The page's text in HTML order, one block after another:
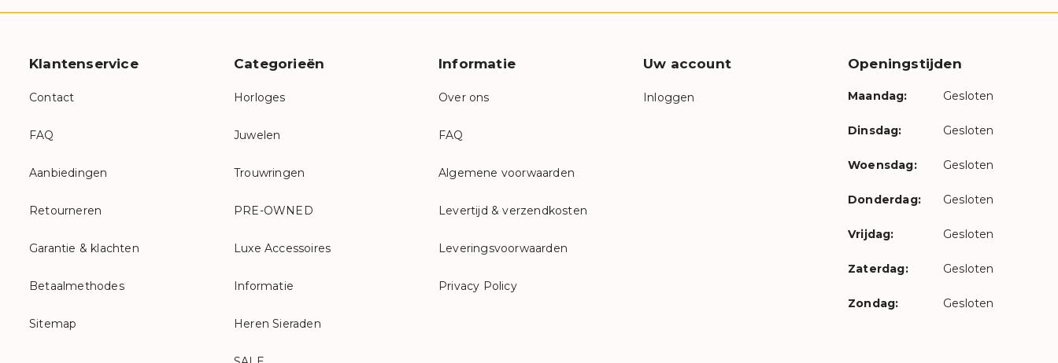
Klantenservice
Contact
FAQ
Aanbiedingen
Retourneren
Garantie & klachten
Betaalmethodes
Sitemap
Categorieën
Horloges
Juwelen
Trouwringen
PRE-OWNED
Luxe Accessoires
Informatie
Heren Sieraden
Informatie
Over ons
FAQ
Algemene voorwaarden
Levertijd & verzendkosten
Leveringsvoorwaarden
Privacy Policy
Uw account
Inloggen
Openingstijden
Maandag: Gesloten
Dinsdag: Gesloten
Woensdag: Gesloten
Donderdag: Gesloten
Vrijdag: Gesloten
Zaterdag: Gesloten
Zondag: Gesloten